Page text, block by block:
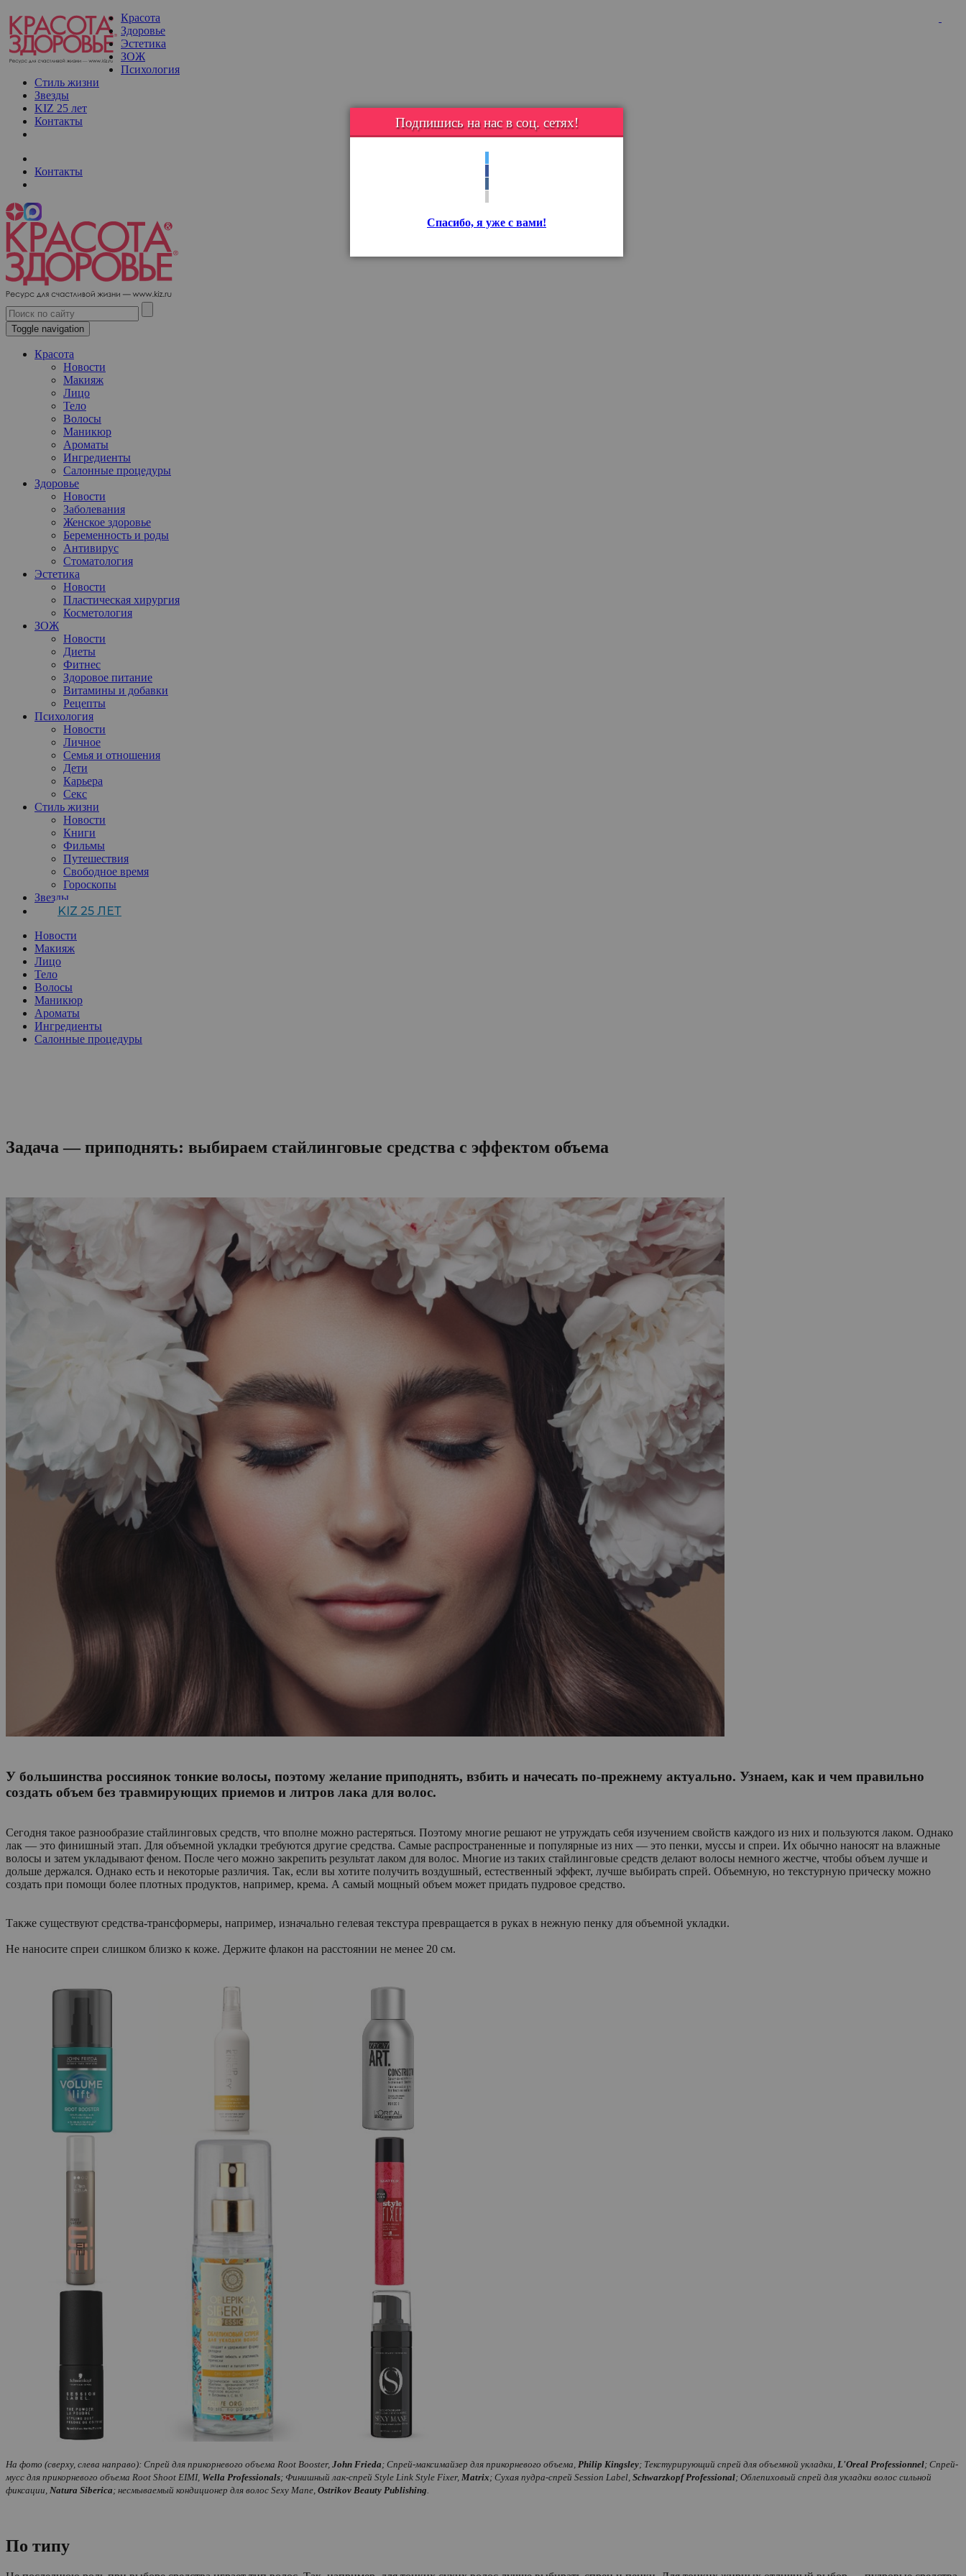
Красота
Здоровье
Эстетика
ЗОЖ
Психология
Стиль жизни
Звезды
KIZ 25 лет
Контакты
Контакты
Toggle navigation
Красота
Новости
Макияж
Лицо
Тело
Волосы
Маникюр
Ароматы
Ингредиенты
Салонные процедуры
Здоровье
Новости
Заболевания
Женское здоровье
Беременность и роды
Антивирус
Стоматология
Эстетика
Новости
Пластическая хирургия
Косметология
ЗОЖ
Новости
Диеты
Фитнес
Здоровое питание
Витамины и добавки
Рецепты
Психология
Новости
Личное
Семья и отношения
Дети
Карьера
Секс
Стиль жизни
Новости
Книги
Фильмы
Путешествия
Свободное время
Гороскопы
Звезды
KIZ 25 ЛЕТ
Новости
Макияж
Лицо
Тело
Волосы
Маникюр
Ароматы
Ингредиенты
Салонные процедуры
Подпишись на нас в соц. сетях!
Спасибо, я уже с вами!
Задача — приподнять: выбираем стайлинговые средства с эффектом объема
У большинства россиянок тонкие волосы, поэтому желание приподнять, взбить и начесать по-прежнему актуально. Узнаем, как и чем правильно
создать объем без травмирующих приемов и литров лака для волос.
Сегодня такое разнообразие стайлинговых средств, что вполне можно растеряться. Поэтому многие решают не утруждать себя изучением свойств каждого из них и пользуются лаком. Однако
лак — это финишный этап. Для объемной укладки требуются другие средства. Самые распространенные и популярные из них — это пенки, муссы и спреи. Их обычно наносят на влажные
волосы и затем укладывают феном. После чего можно закрепить результат лаком для волос. Многие из таких стайлинговые средств делают волосы немного жестче, чтобы объем лучше и
дольше держался. Однако есть и некоторые различия. Так, если вы хотите получить воздушный, естественный эффект, лучше выбирать спрей. Объемную, но текстурную прическу можно
создать при помощи более плотных продуктов, например, крема. А самый мощный объем может придать пудровое средство.
Также существуют средства-трансформеры, например, изначально гелевая текстура превращается в руках в нежную пенку для объемной укладки.
Не наносите спреи слишком близко к коже. Держите флакон на расстоянии не менее 20 см.
На фото (сверху, слева направо): Спрей для прикорневого объема Root Booster, John Frieda; Спрей-максимайзер для прикорневого объема, Philip Kingsley; Текстурирующий спрей для объемной укладки, L'Oreal Professionnel; Спрей-
мусс для прикорневого объема Root Shoot EIMI, Wella Professionals; Финишный лак-спрей Style Link Style Fixer, Matrix; Сухая пудра-спрей Session Label, Schwarzkopf Professional; Облепиховый спрей для укладки волос сильной
фиксации, Natura Siberica; несмываемый кондиционер для волос Sexy Mane, Ostrikov Beauty Publishing.
По типу